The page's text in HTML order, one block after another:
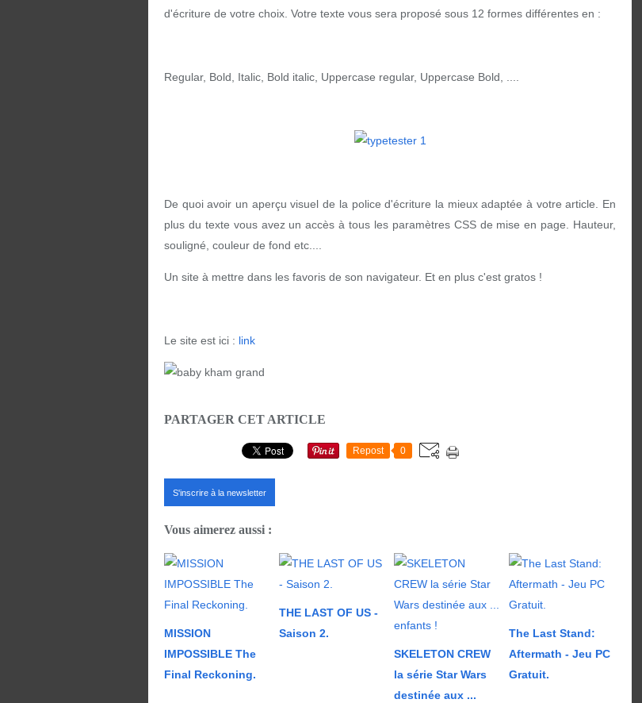
d'écriture de votre choix. Votre texte vous sera proposé sous 12 formes différentes en :
Regular, Bold, Italic, Bold italic, Uppercase regular, Uppercase Bold, ....
De quoi avoir un aperçu visuel de la police d'écriture la mieux adaptée à votre article. En
plus du texte vous avez un accès à tous les paramètres CSS de mise en page. Hauteur,
souligné, couleur de fond etc....
Un site à mettre dans les favoris de son navigateur. Et en plus c'est gratos !
Le site est ici : link
PARTAGER CET ARTICLE
Repost 0
S'inscrire à la newsletter
Vous aimerez aussi :
MISSION
IMPOSSIBLE The
Final Reckoning.
THE LAST OF US -
Saison 2.
SKELETON CREW
la série Star Wars
destinée aux ...
The Last Stand:
Aftermath - Jeu PC
Gratuit.